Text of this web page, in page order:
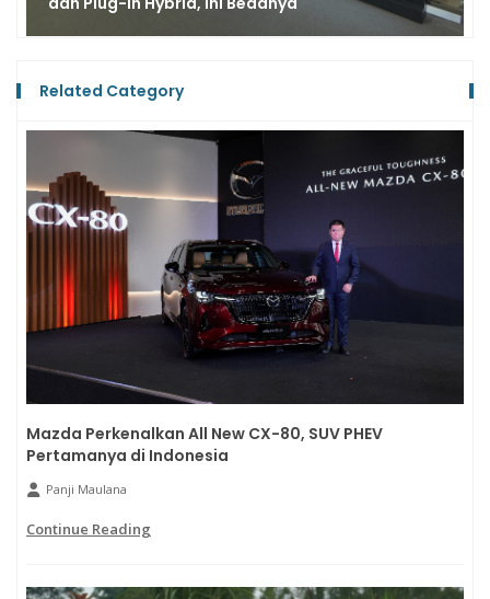
Related Category
Mazda Perkenalkan All New CX-80, SUV PHEV
Pertamanya di Indonesia
Panji Maulana
Continue Reading